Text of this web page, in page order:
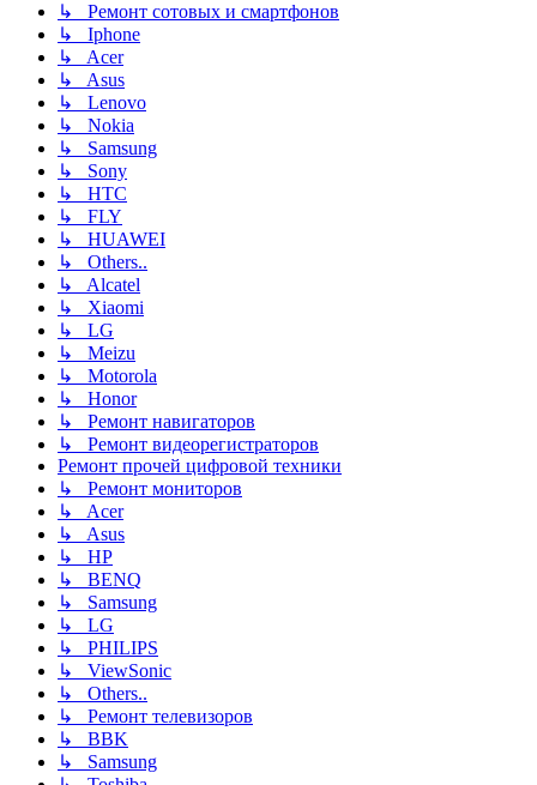
↳ Ремонт сотовых и смартфонов
↳ Iphone
↳ Acer
↳ Asus
↳ Lenovo
↳ Nokia
↳ Samsung
↳ Sony
↳ HTC
↳ FLY
↳ HUAWEI
↳ Others..
↳ Alcatel
↳ Xiaomi
↳ LG
↳ Meizu
↳ Motorola
↳ Honor
↳ Ремонт навигаторов
↳ Ремонт видеорегистраторов
Ремонт прочей цифровой техники
↳ Ремонт мониторов
↳ Acer
↳ Asus
↳ HP
↳ BENQ
↳ Samsung
↳ LG
↳ PHILIPS
↳ ViewSonic
↳ Others..
↳ Ремонт телевизоров
↳ BBK
↳ Samsung